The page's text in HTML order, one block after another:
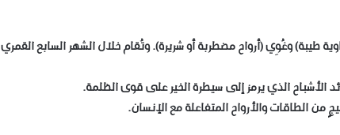
طيبة) وغُوِي (أرواح مضطربة أو شريرة). وتُقام خلال الشهر السابع القمري
الأشباح الذي يرمز إلى سيطرة الخير على قوى الظلمة.
من الطاقات والأرواح المتفاعلة مع الإنسان.